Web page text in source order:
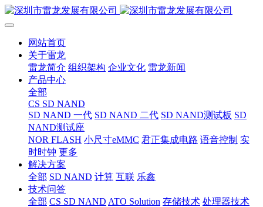
网站首页
关于雷龙
雷龙简介 组织架构 企业文化 雷龙新闻
产品中心
全部
CS SD NAND
SD NAND 一代 SD NAND 二代 SD NAND测试板 SD
NAND测试座
NOR FLASH 小尺寸eMMC 君正集成电路 语音控制 实
时时钟 更多
解决方案
全部 SD NAND 计算 互联 乐鑫
技术问答
全部 CS SD NAND ATO Solution 存储技术 处理器技术